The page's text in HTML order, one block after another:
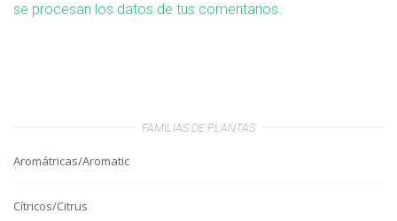
se procesan los datos de tus comentarios.
FAMILIAS DE PLANTAS
Aromátricas/Aromatic
Cítricos/Citrus